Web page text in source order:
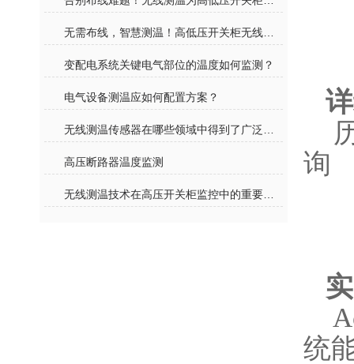
变配电系统关键电气部位的温度如何监测？
电气设备测温应如何配置方案？
高压断路器温度监测
询
统